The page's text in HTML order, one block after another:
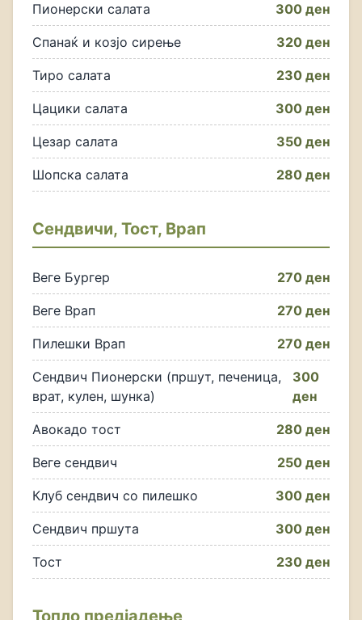
Пионерски салата 300 ден
Спанаќ и козjo сирење 320 ден
Тиро салата 230 ден
Цацики салата 300 ден
Цезар салата 350 ден
Шопска салата 280 ден
Сендвичи, Тост, Врап
Веге Бургер 270 ден
Веге Врап 270 ден
Пилешки Врап 270 ден
Сендвич Пионерски (пршут, печеница,
врат, кулен, шунка)
300
ден
Авокадо тост 280 ден
Веге сендвич 250 ден
Клуб сендвич со пилешко 300 ден
Сендвич пршута 300 ден
Тост 230 ден
Топло предјадење